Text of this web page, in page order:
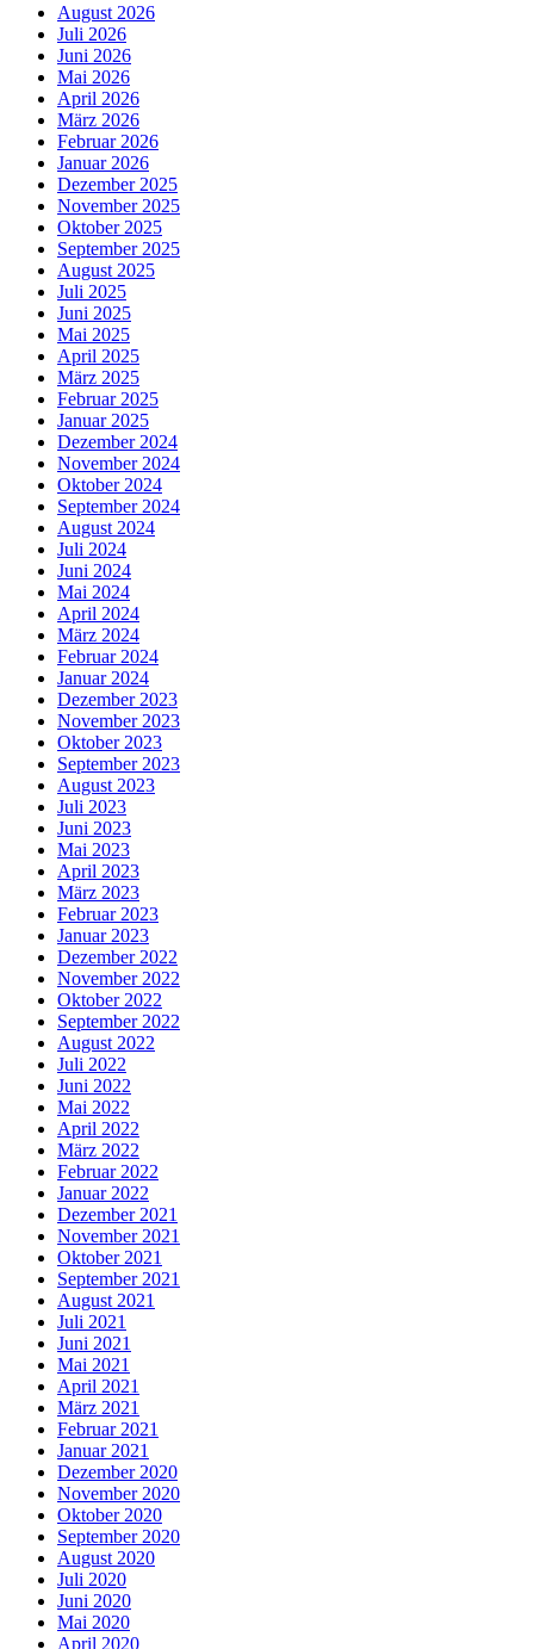
August 2026
Juli 2026
Juni 2026
Mai 2026
April 2026
März 2026
Februar 2026
Januar 2026
Dezember 2025
November 2025
Oktober 2025
September 2025
August 2025
Juli 2025
Juni 2025
Mai 2025
April 2025
März 2025
Februar 2025
Januar 2025
Dezember 2024
November 2024
Oktober 2024
September 2024
August 2024
Juli 2024
Juni 2024
Mai 2024
April 2024
März 2024
Februar 2024
Januar 2024
Dezember 2023
November 2023
Oktober 2023
September 2023
August 2023
Juli 2023
Juni 2023
Mai 2023
April 2023
März 2023
Februar 2023
Januar 2023
Dezember 2022
November 2022
Oktober 2022
September 2022
August 2022
Juli 2022
Juni 2022
Mai 2022
April 2022
März 2022
Februar 2022
Januar 2022
Dezember 2021
November 2021
Oktober 2021
September 2021
August 2021
Juli 2021
Juni 2021
Mai 2021
April 2021
März 2021
Februar 2021
Januar 2021
Dezember 2020
November 2020
Oktober 2020
September 2020
August 2020
Juli 2020
Juni 2020
Mai 2020
April 2020